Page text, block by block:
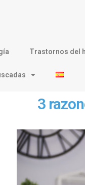
Trastornos del
3